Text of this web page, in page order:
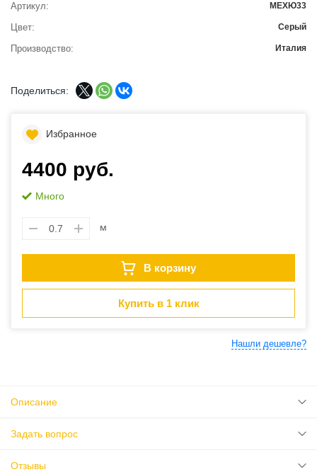
Артикул МЕХЮ33
Цвет Серый
Производство Италия
Поделиться:
Избранное
4400 руб.
Много
м
В корзину
Купить в 1 клик
Нашли дешевле?
Описание
Задать вопрос
Отзывы